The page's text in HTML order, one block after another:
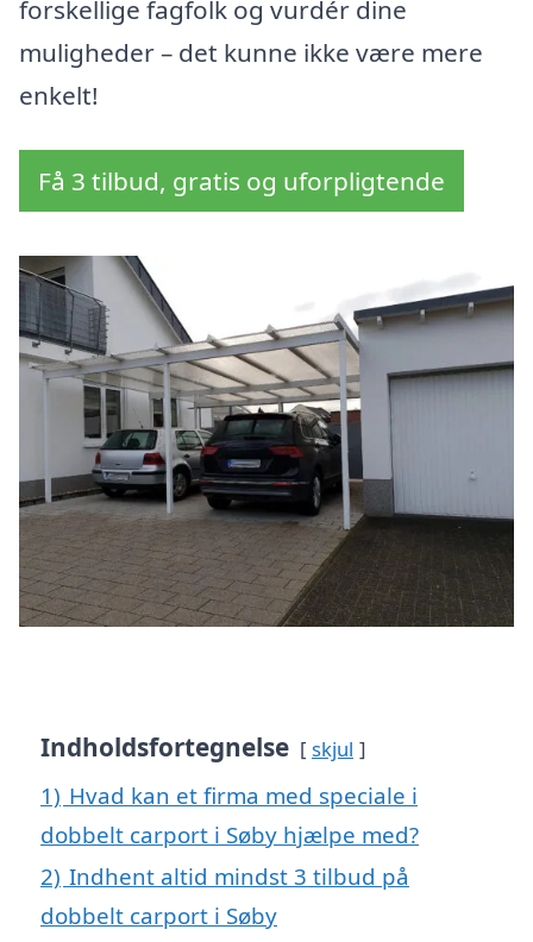
forskellige fagfolk og vurdér dine
muligheder – det kunne ikke være mere
enkelt!
Få 3 tilbud, gratis og uforpligtende
Indholdsfortegnelse skjul
1) Hvad kan et firma med speciale i
dobbelt carport i Søby hjælpe med?
2) Indhent altid mindst 3 tilbud på
dobbelt carport i Søby